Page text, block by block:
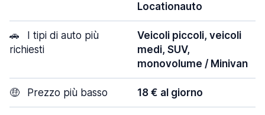
Locationauto
🚗
I tipi di auto più
richiesti
Veicoli piccoli, veicoli
medi, SUV,
monovolume / Minivan
🤑 Prezzo più basso 18 € al giorno